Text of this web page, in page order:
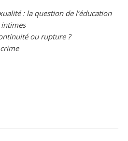
: la question de l’éducation
intimes
ou rupture ?